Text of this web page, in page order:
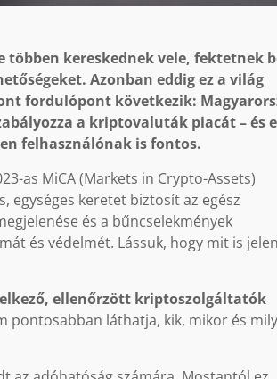
kereskednek vele, fektetnek
Azonban eddig ez a világ
fordulópont következik:
a kriptovaluták piacát – és
felhasználónak is fontos.
as MiCA (Markets in Crypto-Assets)
egységes keretet biztosít az egész
és a bűncselekmények
és védelmét. Lássuk, hogy mit is
ellenőrzött kriptoszolgáltatók
pontosabban láthatja, kik, mikor és